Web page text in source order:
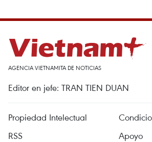
AGENCIA VIETNAMITA DE NOTICIAS
Editor en jefe: TRAN TIEN DUAN
Propiedad Intelectual
RSS
Apoyo